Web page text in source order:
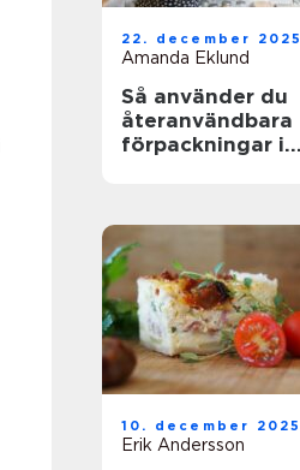
22. december 2025
Amanda Eklund
Så använder du
återanvändbara
förpackningar i
10. december 2025
Erik Andersson